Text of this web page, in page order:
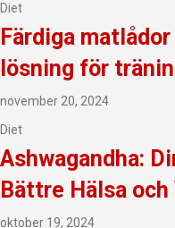
Diet
Färdiga
lösning för
november 20, 2024
Diet
Ashwagandha:
Bättre Hälsa och
oktober 19, 2024